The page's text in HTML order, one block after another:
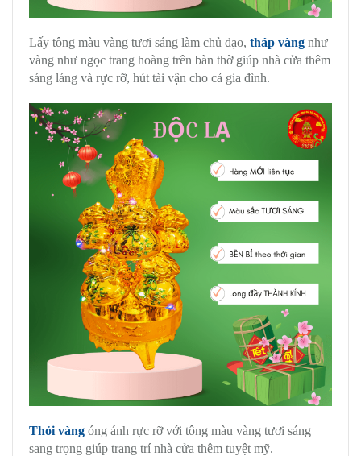
Lấy tông màu vàng tươi sáng làm chủ đạo, tháp vàng như
vàng như ngọc trang hoàng trên bàn thờ giúp nhà cửa thêm
sáng láng và rực rỡ, hút tài vận cho cả gia đình.
Thỏi vàng óng ánh rực rỡ với tông màu vàng tươi sáng
sang trọng giúp trang trí nhà cửa thêm tuyệt mỹ.